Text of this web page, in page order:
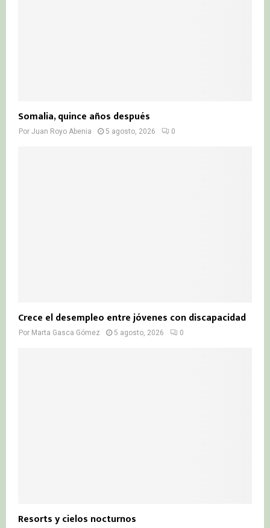
Somalia, quince años después
Por Juan Royo Abenia 5 agosto, 2026 0
Crece el desempleo entre jóvenes con discapacidad
Por Marta Gasca Gómez 5 agosto, 2026 0
Resorts y cielos nocturnos